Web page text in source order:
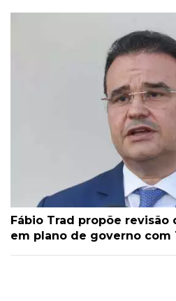
Fábio Trad propõe
em plano de governo com